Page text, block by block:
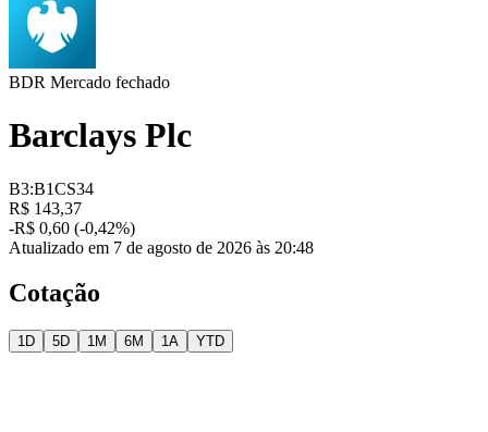
BDR Mercado fechado
Barclays Plc
B3:B1CS34
R$ 143,37
-R$ 0,60 (-0,42%)
Atualizado em 7 de agosto de 2026 às 20:48
Cotação
1D 5D 1M 6M 1A YTD